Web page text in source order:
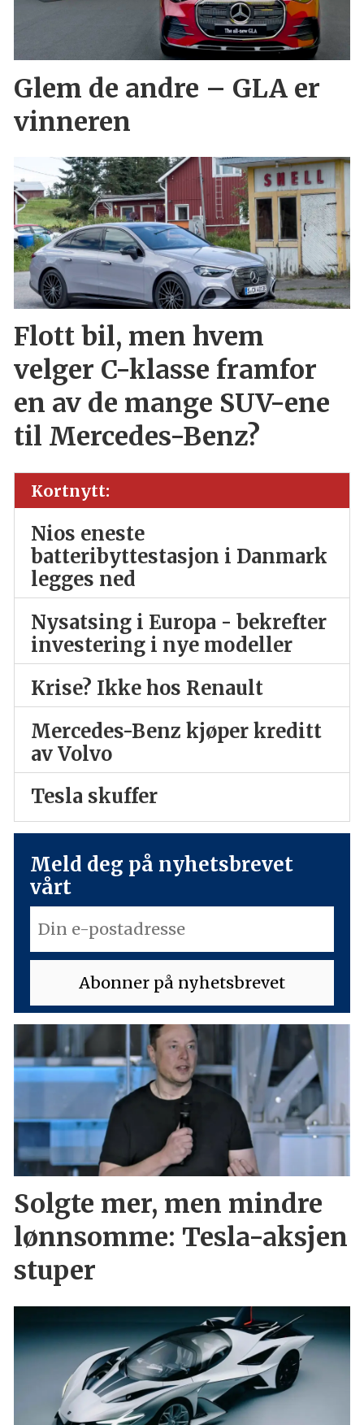
Glem de andre – GLA er
vinneren
Flott bil, men hvem
velger C-klasse framfor
en av de mange SUV-ene
til Mercedes-Benz?
Kortnytt:
Nios eneste
batteribyttestasjon i Danmark
legges ned
Nysatsing i Europa - bekrefter
investering i nye modeller
Krise? Ikke hos Renault
Mercedes-Benz kjøper kreditt
av Volvo
Tesla skuffer
Meld deg på nyhetsbrevet
vårt
Solgte mer, men mindre
lønnsomme: Tesla-aksjen
stuper